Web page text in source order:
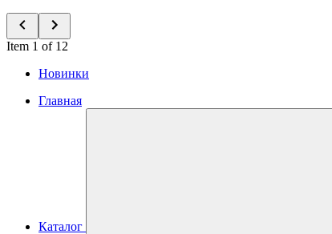
Item 1 of 12
Новинки
Главная
Каталог